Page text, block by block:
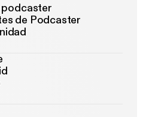
podcaster
de Podcaster